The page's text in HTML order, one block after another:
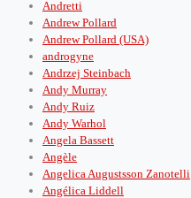
Andretti
Andrew Pollard
Andrew Pollard (USA)
androgyne
Andrzej Steinbach
Andy Murray
Andy Ruiz
Andy Warhol
Angela Bassett
Angèle
Angelica Augustsson Zanotelli
Angélica Liddell